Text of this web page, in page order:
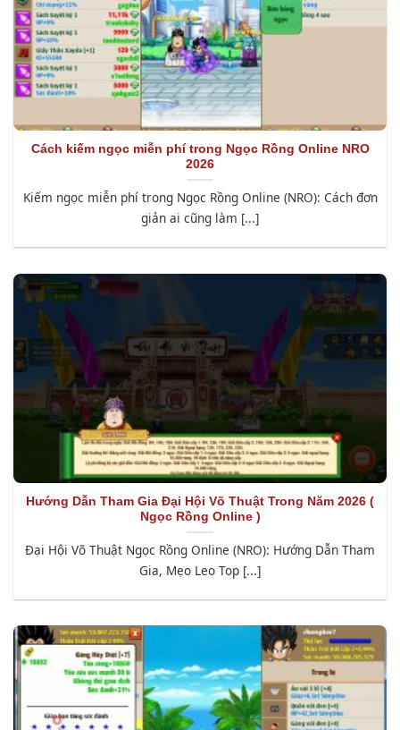
Cách kiếm ngọc miễn phí trong Ngọc Rồng Online NRO
2026
Kiếm ngọc miễn phí trong Ngọc Rồng Online (NRO): Cách đơn
giản ai cũng làm [...]
Hướng Dẫn Tham Gia Đại Hội Võ Thuật Trong Năm 2026 (
Ngọc Rồng Online )
Đại Hội Võ Thuật Ngọc Rồng Online (NRO): Hướng Dẫn Tham
Gia, Mẹo Leo Top [...]